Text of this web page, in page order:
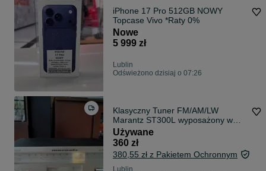
iPhone 17 Pro 512GB NOWY
Topcase Vivo *Raty 0%
Nowe
5 999 zł
Lublin
Odświeżono dzisiaj o 07:26
Klasyczny Tuner FM/AM/LW
Marantz ST300L wyposażony w
funkcję strojenia Gyro Touch.
Sprawny .
Używane
360 zł
380,55 zł z Pakietem Ochronnym